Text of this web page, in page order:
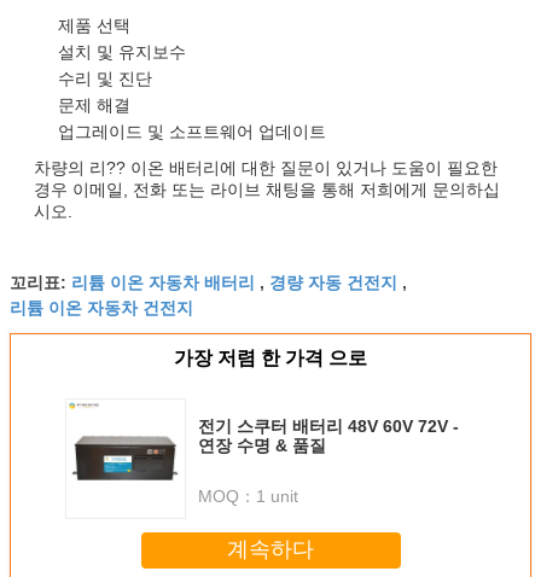
제품 선택
설치 및 유지보수
수리 및 진단
문제 해결
업그레이드 및 소프트웨어 업데이트
차량의 리?? 이온 배터리에 대한 질문이 있거나 도움이 필요한
경우 이메일, 전화 또는 라이브 채팅을 통해 저희에게 문의하십
시오.
꼬리표: 리튬 이온 자동차 배터리 , 경량 자동 건전지 ,
리튬 이온 자동차 건전지
가장 저렴 한 가격 으로
전기 스쿠터 배터리 48V 60V 72V -
연장 수명 & 품질
MOQ： 1 unit
계속하다